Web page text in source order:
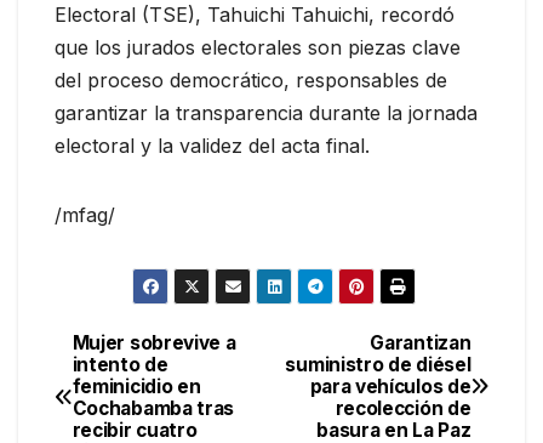
Electoral (TSE), Tahuichi Tahuichi, recordó
que los jurados electorales son piezas clave
del proceso democrático, responsables de
garantizar la transparencia durante la jornada
electoral y la validez del acta final.
/mfag/
Navegación
de
Garantizan
suministro de diésel
para vehículos de
recolección de
basura en La Paz
Mujer sobrevive a
intento de
feminicidio en
Cochabamba tras
recibir cuatro